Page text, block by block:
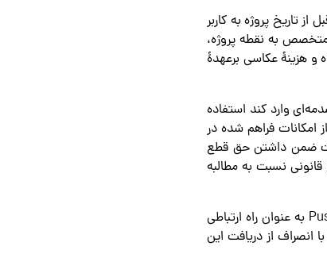
تاریخ پروژه به کاربر
به نقطه پروژه،
و هزینۀ عکاسی برعهدۀ
وارد کند استفاده
فراهم شده در
ضمن داشتن حق قطع
نسبت به مطالبه
۵-۳- کاربر مشتری و یا متخصص می‌پذیرد که شرکت ممکن است از ارسال پیامک، ایمیل و یا Push Notification به عنوان راه ارتباطی
انصراف از دریافت این